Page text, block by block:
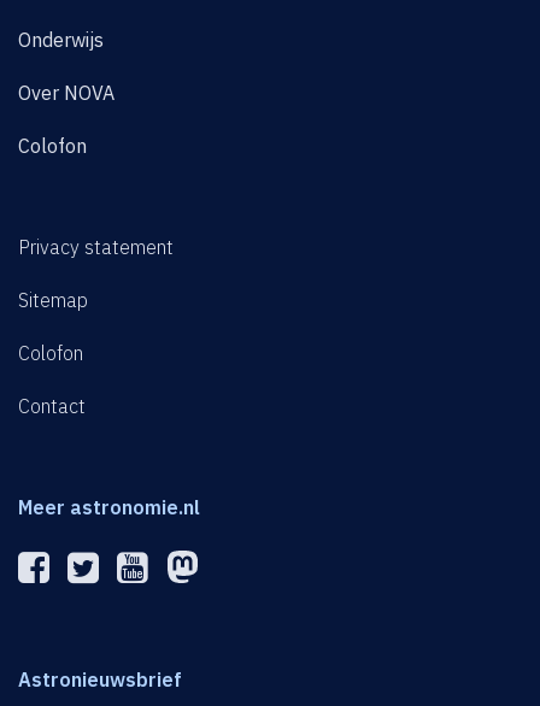
Onderwijs
Over NOVA
Colofon
Privacy statement
Sitemap
Colofon
Contact
Meer astronomie.nl
Astronieuwsbrief